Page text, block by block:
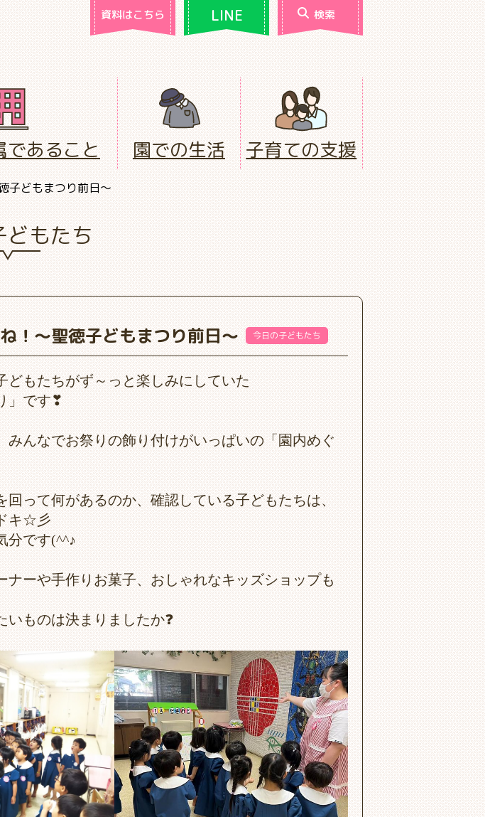
資料はこちら LINE 検索
であること 園での生活 子育ての支援
子どもまつり前日～
もたち
！～聖徳子どもまつり前日～ 今日の子どもたち
どもたちがず～っと楽しみにしていた
」です❣
みんなでお祭りの飾り付けがいっぱいの「園内めぐ
回って何があるのか、確認している子どもたちは、
キ☆彡
分です(^^♪
ナーや手作りお菓子、おしゃれなキッズショップも
いものは決まりましたか❓